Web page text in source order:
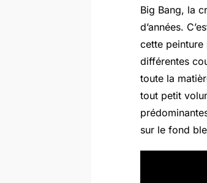
Big Bang, la
d’années.
cette peinture
différentes
toute la
tout petit
sur le fond